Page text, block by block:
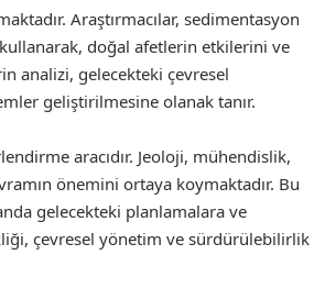
Araştırmacılar, sedimentasyon
doğal afetlerin etkilerini ve
analizi, gelecekteki çevresel
geliştirilmesine olanak tanır.
aracıdır. Jeoloji, mühendislik,
önemini ortaya koymaktadır. Bu
gelecekteki planlamalara ve
çevresel yönetim ve sürdürülebilirlik